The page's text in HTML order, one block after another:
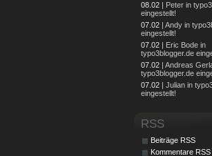
08.02 | Peter in
eingestellt!
07.02 | Andy in
eingestellt!
07.02 | Eric Bode in
typo3blogger.de
07.02 | Andreas
typo3blogger.de
07.02 | Julian in
eingestellt!
RSS
Beiträge RSS
Kommentare RSS